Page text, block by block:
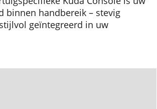
binnen handbereik – stevig
geïntegreerd in uw